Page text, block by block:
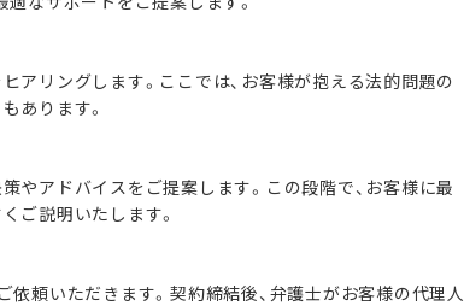
アリングします。ここでは、お客様が抱える法的問題の
あります。
やアドバイスをご提案します。この段階で、お客様に最
ご説明いたします。
頼いただきます。契約締結後、弁護士がお客様の代理人